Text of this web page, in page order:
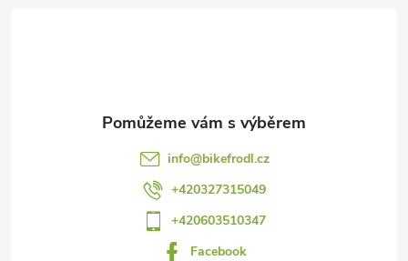
info@bikefrodl.cz
+420327315049
+420603510347
Facebook